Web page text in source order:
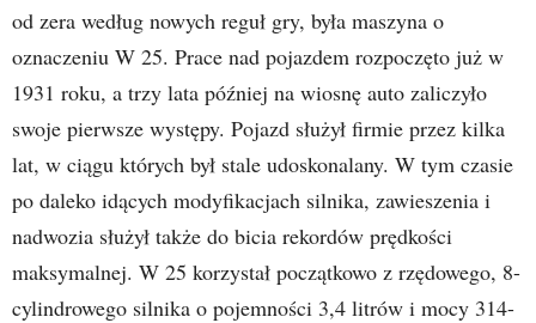
od zera według nowych reguł gry, była maszyna o
oznaczeniu W 25. Prace nad pojazdem rozpoczęto już w
1931 roku, a trzy lata później na wiosnę auto zaliczyło
swoje pierwsze występy. Pojazd służył firmie przez kilka
lat, w ciągu których był stale udoskonalany. W tym czasie
po daleko idących modyfikacjach silnika, zawieszenia i
nadwozia służył także do bicia rekordów prędkości
maksymalnej. W 25 korzystał początkowo z rzędowego, 8-
cylindrowego silnika o pojemności 3,4 litrów i mocy 314-